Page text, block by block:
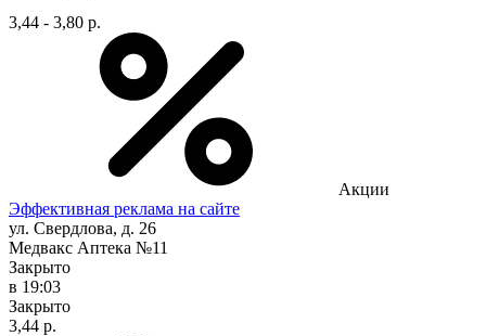
3,44 - 3,80 р.
Акции
Эффективная реклама на сайте
ул. Свердлова, д. 26
Медвакс Аптека №11
Закрыто
в 19:03
Закрыто
3,44 р.